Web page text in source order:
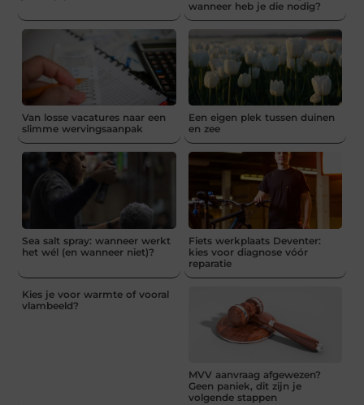
wanneer heb je die nodig?
Van losse vacatures naar een
slimme wervingsaanpak
Een eigen plek tussen duinen
en zee
Sea salt spray: wanneer werkt
het wél (en wanneer niet)?
Fiets werkplaats Deventer:
kies voor diagnose vóór
reparatie
Kies je voor warmte of vooral
vlambeeld?
MVV aanvraag afgewezen?
Geen paniek, dit zijn je
volgende stappen